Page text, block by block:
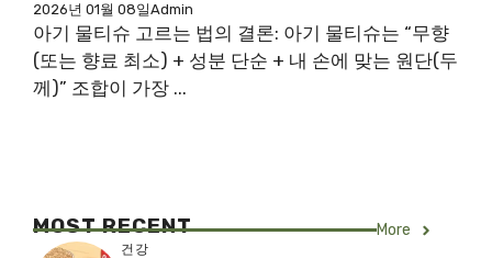
2026년 01월 08일Admin
아기 물티슈 고르는 법의 결론: 아기 물티슈는 “무향
(또는 향료 최소) + 성분 단순 + 내 손에 맞는 원단(두
께)” 조합이 가장 ...
MOST RECENT More
건강